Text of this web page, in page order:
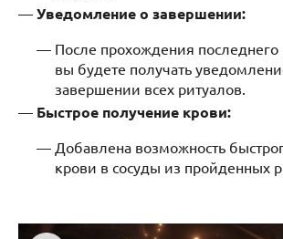
Уведомление о завершении:
После прохождения последнего
вы будете получать
завершении всех ритуалов.
Быстрое получение крови:
Добавлена возможность
крови в сосуды из пройденных